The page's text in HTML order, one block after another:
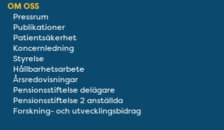
OM OSS
Pressrum
Publikationer
Patientsäkerhet
Koncernledning
Styrelse
Hållbarhetsarbete
Årsredovisningar
Pensionsstiftelse delägare
Pensionsstiftelse 2 anställda
Forskning- och utvecklingsbidrag